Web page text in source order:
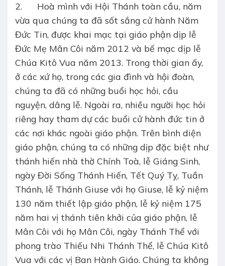
2. Hoà mình với Hội Thánh toàn cầu, năm
vừa qua chúng ta đã sốt sắng cử hành Năm
Đức Tin, được khai mạc tại giáo phận dịp lễ
Đức Mẹ Mân Côi năm 2012 và bế mạc dịp lễ
Chúa Kitô Vua năm 2013. Trong thời gian ấy,
ở các xứ họ, trong các gia đình và hội đoàn,
chúng ta đã có những buổi học hỏi, cầu
nguyện, dâng lễ. Ngoài ra, nhiều người học hỏi
riêng hay tham dự các buổi cử hành đức tin ở
các nơi khác ngoài giáo phận. Trên bình diện
giáo phận, chúng ta có những dịp đặc biệt như
thánh hiến nhà thờ Chính Toà, lễ Giáng Sinh,
ngày Đời Sống Thánh Hiến, Tết Quý Tỵ, Tuần
Thánh, lễ Thánh Giuse với họ Giuse, lễ kỷ niệm
130 năm thiết lập giáo phận, lễ kỷ niệm 175
năm hai vị thánh tiên khởi của giáo phận, lễ
Mân Côi với họ Mân Côi, ngày Thánh Thể với
phong trào Thiếu Nhi Thánh Thể, lễ Chúa Kitô
Vua với các vị Ban Hành Giáo. Chúng ta không